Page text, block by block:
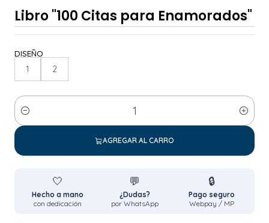
Libro "100 Citas para Enamorados"
DISEÑO
1 2
Cantidad
AGREGAR AL CARRO
🤍
Hecho a mano
con dedicación
💬
¿Dudas?
por WhatsApp
🔒
Pago seguro
Webpay / MP